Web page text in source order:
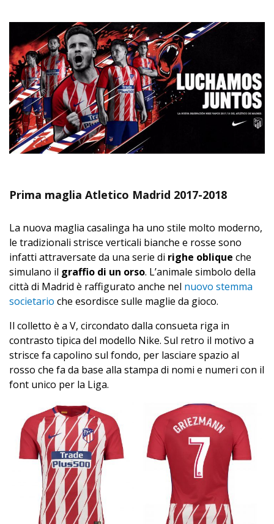
Prima maglia Atletico Madrid 2017-2018
La nuova maglia casalinga ha uno stile molto moderno,
le tradizionali strisce verticali bianche e rosse sono
infatti attraversate da una serie di righe oblique che
simulano il graffio di un orso. L’animale simbolo della
città di Madrid è raffigurato anche nel nuovo stemma
societario che esordisce sulle maglie da gioco.
Il colletto è a V, circondato dalla consueta riga in
contrasto tipica del modello Nike. Sul retro il motivo a
strisce fa capolino sul fondo, per lasciare spazio al
rosso che fa da base alla stampa di nomi e numeri con il
font unico per la Liga.